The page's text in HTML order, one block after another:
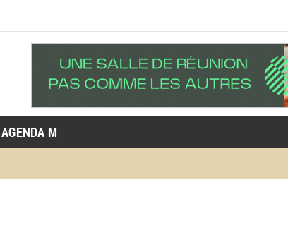
AGENDA M